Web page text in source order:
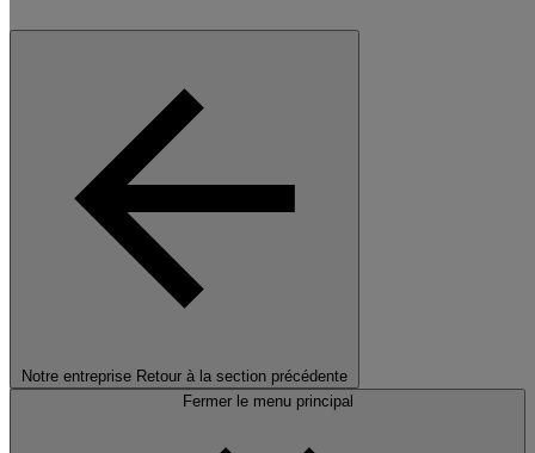
Notre entreprise Retour à la section précédente
Fermer le menu principal